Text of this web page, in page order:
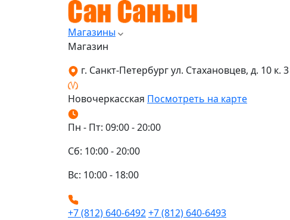
Магазины
Магазин
г. Санкт-Петербург ул. Стахановцев, д. 10 к. 3
Новочеркасская Посмотреть на карте
Пн - Пт: 09:00 - 20:00
Сб: 10:00 - 20:00
Вс: 10:00 - 18:00
+7 (812) 640-6492+7 (812) 640-6493